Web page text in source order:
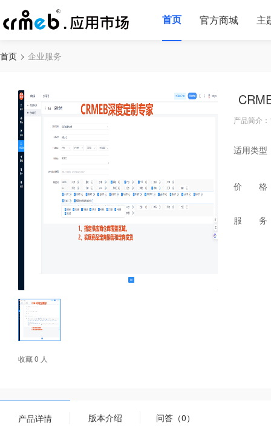
首页 官方商城 主
首页 企业服务
收藏 0 人
产品简介
适用类型
价 格
服 务
产品详情 版本介绍 问答（0）